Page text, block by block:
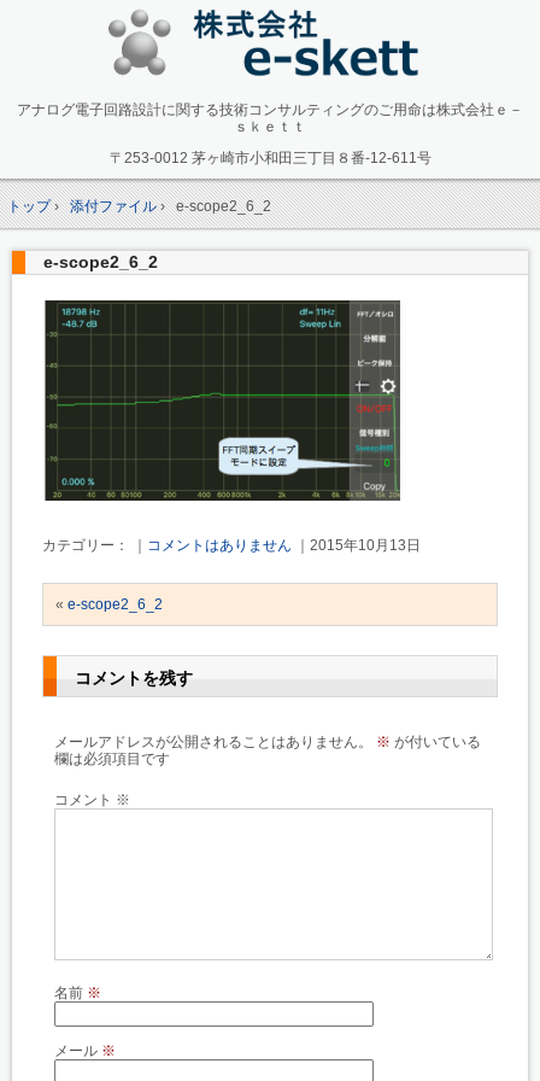
アナログ電子回路設計に関する技術コンサルティングのご用命は株式会社ｅ－
ｓｋｅｔｔ
〒253-0012 茅ヶ崎市小和田三丁目８番-12-611号
トップ› 添付ファイル› e-scope2_6_2
e-scope2_6_2
カテゴリー： ｜ コメントはありません ｜2015年10月13日
« e-scope2_6_2
コメントを残す
メールアドレスが公開されることはありません。 ※ が付いている
欄は必須項目です
コメント ※
名前 ※
メール ※